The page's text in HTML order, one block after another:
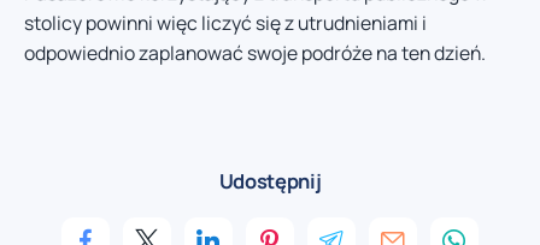
stolicy powinni więc liczyć się z utrudnieniami i
odpowiednio zaplanować swoje podróże na ten dzień.
Udostępnij